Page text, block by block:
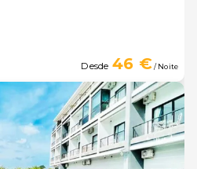
Desde 46 €/ Noite